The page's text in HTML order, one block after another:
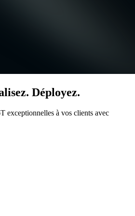
Déployez.
exceptionnelles à vos clients avec